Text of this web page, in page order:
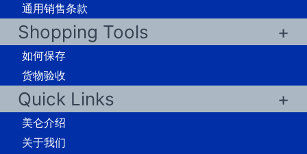
通用销售条款
Shopping Tools
如何保存
货物验收
Quick Links
美仑介绍
关于我们